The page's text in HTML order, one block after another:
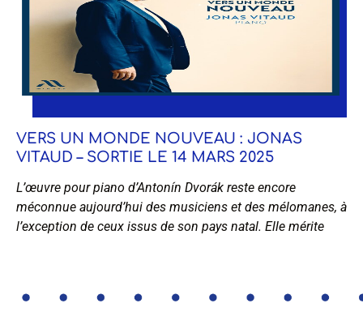
VERS UN MONDE NOUVEAU : JONAS
VITAUD – SORTIE LE 14 MARS 2025
L’œuvre pour piano d’Antonín Dvorák reste encore
méconnue aujourd’hui des musiciens et des mélomanes, à
l’exception de ceux issus de son pays natal. Elle mérite